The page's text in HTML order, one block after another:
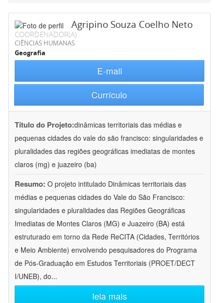
Agripino Souza Coelho Neto
COORDENADOR(A)
CIÊNCIAS HUMANAS
Geografia
E-mail
Currículo
Título do Projeto:dinâmicas territoriais das médias e
pequenas cidades do vale do são francisco: singularidades e
pluralidades das regiões geográficas imediatas de montes
claros (mg) e juazeiro (ba)
Resumo: O projeto intitulado Dinâmicas territoriais das
médias e pequenas cidades do Vale do São Francisco:
singularidades e pluralidades das Regiões Geográficas
Imediatas de Montes Claros (MG) e Juazeiro (BA) está
estruturado em torno da Rede ReCITA (Cidades, Territórios
e Meio Ambiente) envolvendo pesquisadores do Programa
de Pós-Graduação em Estudos Territoriais (PROET/DECT
I/UNEB), do...
leia mais